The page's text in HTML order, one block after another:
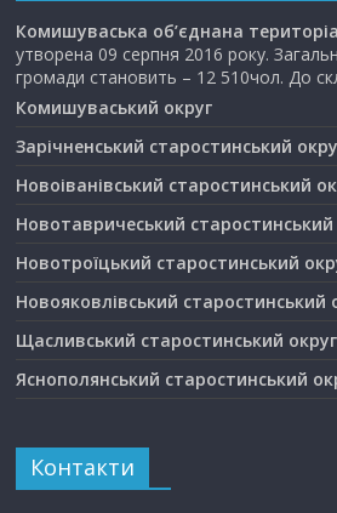
Комишуваська об’єднана
утворена 09 серпня 2016 року.
громади становить – 12 510чол. До
Комишуваський округ
Зарічненський старостинський
Новоіванівський старостинський
Новотавричеський
Новотроїцький старостинський
Новояковлівський старостинський
Щасливський старостинський
Яснополянський старостинський
Контакти